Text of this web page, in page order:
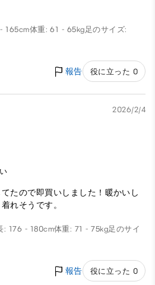
165cm体重: 61 - 65kg足のサイズ:
報告 役に立った 0
2026/2/4
たので即買いしました！暖かいし
れそうです。
: 176 - 180cm体重: 71 - 75kg足のサイ
報告 役に立った 0